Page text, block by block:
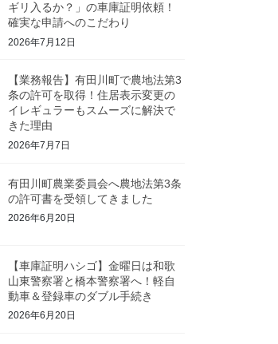
ギリ入るか？」の車庫証明依頼！
確実な申請へのこだわり
2026年7月12日
【業務報告】有田川町で農地法第3
条の許可を取得！住居表示変更の
イレギュラーもスムーズに解決で
きた理由
2026年7月7日
有田川町農業委員会へ農地法第3条
の許可書を受領してきました
2026年6月20日
【車庫証明ハシゴ】金曜日は和歌
山東警察署と橋本警察署へ！軽自
動車＆登録車のダブル手続き
2026年6月20日